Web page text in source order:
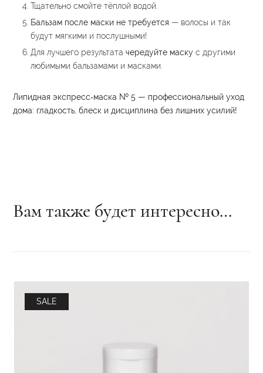
Тщательно смойте тёплой водой.
Бальзам после маски не требуется — волосы и так
будут мягкими и послушными!
Для лучшего результата чередуйте маскус другими
любимыми бальзамами и масками.
Липидная экспресс‑маска № 5 — профессиональный уход
дома: гладкость, блеск и дисциплина без лишних усилий!
Вам также будет интересно…
SALE